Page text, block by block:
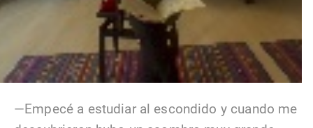
—Empecé a estudiar al escondido y cuando me